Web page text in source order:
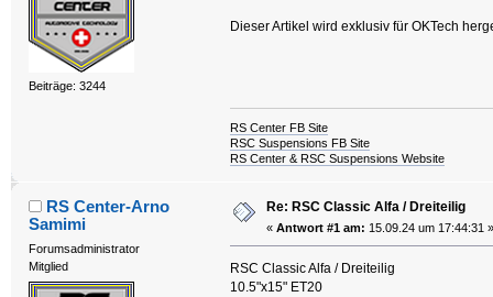
Beiträge: 3244
Dieser Artikel wird exklusiv für OKTech
RS Center FB Site
RSC Suspensions FB Site
RS Center & RSC Suspensions Website
RS Center-Arno
Samimi
Forumsadministrator
Mitglied
Re: RSC Classic Alfa / Dreiteilig
« Antwort #1 am: 15.09.24 um 17:44:31 »
RSC Classic Alfa / Dreiteilig
10.5"x15" ET20